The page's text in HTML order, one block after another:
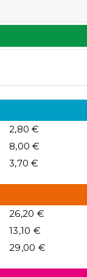
2,80 €
8,00 €
3,70 €
26,20 €
13,10 €
29,00 €